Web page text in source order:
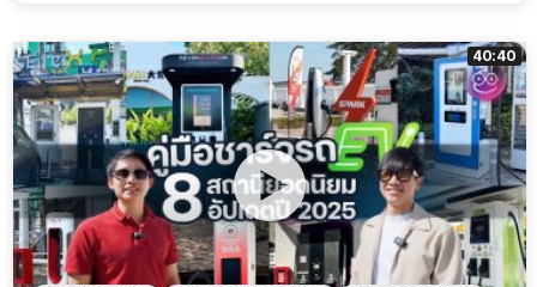
40:40